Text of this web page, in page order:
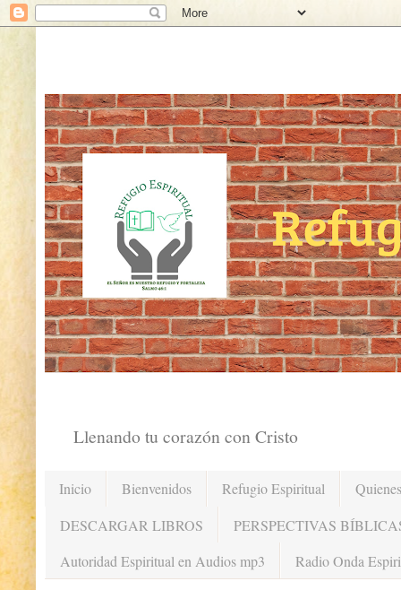
Llenando tu corazón con Cristo
Inicio Bienvenidos Refugio Espiritual
DESCARGAR LIBROS
PERSPECTIVAS
Autoridad Espiritual en Audios mp3
Radio Onda